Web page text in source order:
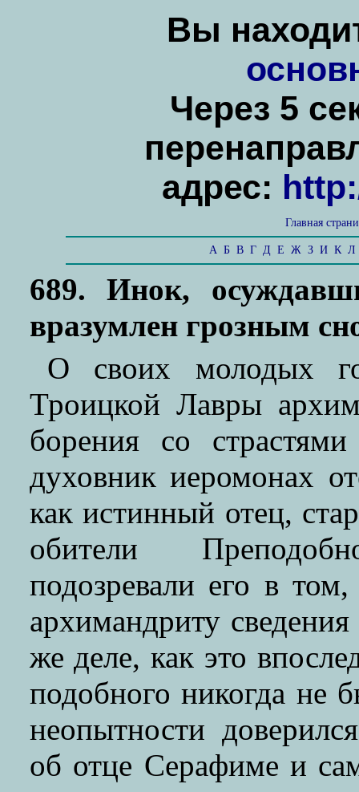
Вы
Через 5
адрес:
Главная
А Б В Г Д Е Ж З И К Л
689. Инок,
вразумлен грозным
О своих молодых
Троицкой Лавры
борения со
духовник иеромонах
как истинный отец,
обители
подозревали его в
архимандриту
же деле, как это
подобного никогда не
неопытности
об отце Серафиме и